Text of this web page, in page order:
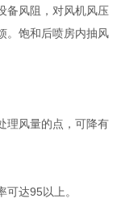
备风阻，对风机风压
。饱和后喷房内抽风
理风量的点，可降有
达95以上。